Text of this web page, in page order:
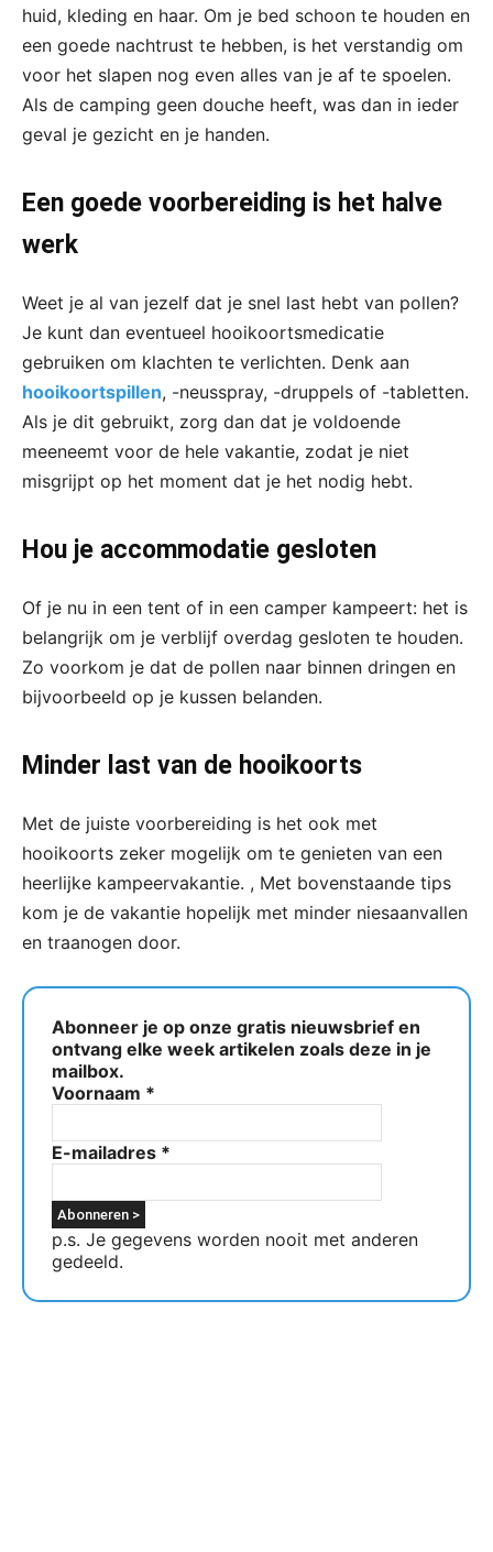
huid, kleding en haar. Om je bed schoon te houden en
een goede nachtrust te hebben, is het verstandig om
voor het slapen nog even alles van je af te spoelen.
Als de camping geen douche heeft, was dan in ieder
geval je gezicht en je handen.
Een goede voorbereiding is het halve
werk
Weet je al van jezelf dat je snel last hebt van pollen?
Je kunt dan eventueel hooikoortsmedicatie
gebruiken om klachten te verlichten. Denk aan
hooikoortspillen, -neusspray, -druppels of -tabletten.
Als je dit gebruikt, zorg dan dat je voldoende
meeneemt voor de hele vakantie, zodat je niet
misgrijpt op het moment dat je het nodig hebt.
Hou je accommodatie gesloten
Of je nu in een tent of in een camper kampeert: het is
belangrijk om je verblijf overdag gesloten te houden.
Zo voorkom je dat de pollen naar binnen dringen en
bijvoorbeeld op je kussen belanden.
Minder last van de hooikoorts
Met de juiste voorbereiding is het ook met
hooikoorts zeker mogelijk om te genieten van een
heerlijke kampeervakantie. , Met bovenstaande tips
kom je de vakantie hopelijk met minder niesaanvallen
en traanogen door.
Abonneer je op onze gratis nieuwsbrief en
ontvang elke week artikelen zoals deze in je
mailbox.
Voornaam *
E-mailadres *
p.s. Je gegevens worden nooit met anderen
gedeeld.